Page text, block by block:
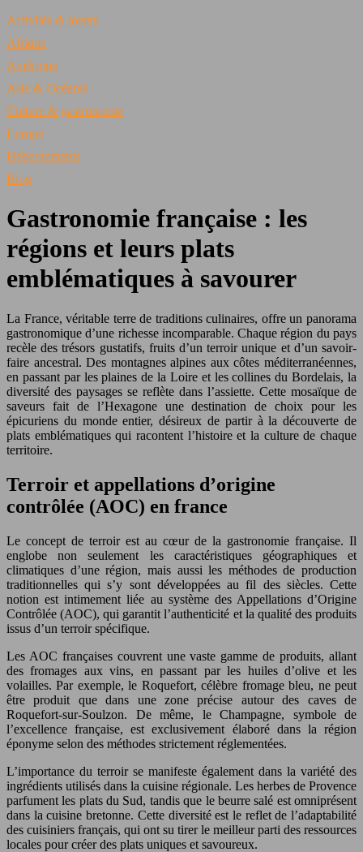
Activités & loisirs
Afrique
Amérique
Asie & Océanie
Culture & gastronomie
Europe
Hébergements
Blog
Gastronomie française : les
régions et leurs plats
emblématiques à savourer
La France, véritable terre de traditions culinaires, offre un panorama
gastronomique d’une richesse incomparable. Chaque région du pays
recèle des trésors gustatifs, fruits d’un terroir unique et d’un savoir-
faire ancestral. Des montagnes alpines aux côtes méditerranéennes,
en passant par les plaines de la Loire et les collines du Bordelais, la
diversité des paysages se reflète dans l’assiette. Cette mosaïque de
saveurs fait de l’Hexagone une destination de choix pour les
épicuriens du monde entier, désireux de partir à la découverte de
plats emblématiques qui racontent l’histoire et la culture de chaque
territoire.
Terroir et appellations d’origine
contrôlée (AOC) en france
Le concept de terroir est au cœur de la gastronomie française. Il
englobe non seulement les caractéristiques géographiques et
climatiques d’une région, mais aussi les méthodes de production
traditionnelles qui s’y sont développées au fil des siècles. Cette
notion est intimement liée au système des Appellations d’Origine
Contrôlée (AOC), qui garantit l’authenticité et la qualité des produits
issus d’un terroir spécifique.
Les AOC françaises couvrent une vaste gamme de produits, allant
des fromages aux vins, en passant par les huiles d’olive et les
volailles. Par exemple, le Roquefort, célèbre fromage bleu, ne peut
être produit que dans une zone précise autour des caves de
Roquefort-sur-Soulzon. De même, le Champagne, symbole de
l’excellence française, est exclusivement élaboré dans la région
éponyme selon des méthodes strictement réglementées.
L’importance du terroir se manifeste également dans la variété des
ingrédients utilisés dans la cuisine régionale. Les herbes de Provence
parfument les plats du Sud, tandis que le beurre salé est omniprésent
dans la cuisine bretonne. Cette diversité est le reflet de l’adaptabilité
des cuisiniers français, qui ont su tirer le meilleur parti des ressources
locales pour créer des plats uniques et savoureux.